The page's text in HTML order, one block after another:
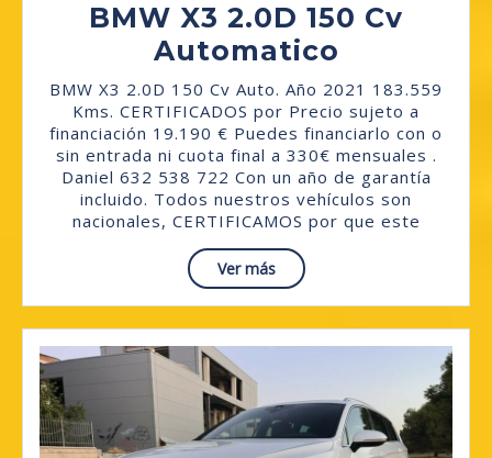
BMW X3 2.0D 150 Cv
Automatico
X3
2.0D
150
Cv
BMW X3 2.0D 150 Cv Auto. Año 2021 183.559
Kms. CERTIFICADOS por Precio sujeto a
financiación 19.190 € Puedes financiarlo con o
sin entrada ni cuota final a 330€ mensuales .
Daniel 632 538 722 Con un año de garantía
incluido. Todos nuestros vehículos son
nacionales, CERTIFICAMOS por que este
Ver másRead
More